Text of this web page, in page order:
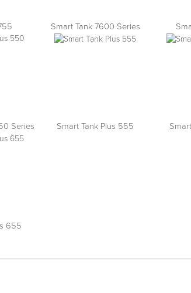
Smart Tank 7600 Series
Series Smart Tank Plus 555
655